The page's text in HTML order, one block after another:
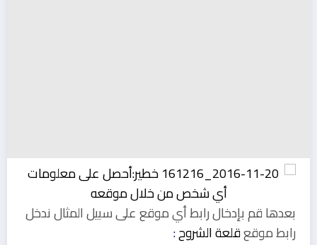
بعدها قم بإدخال رابط أي موقع على سبيل المثال ندخل
رابط موقعقلعة الشروح: